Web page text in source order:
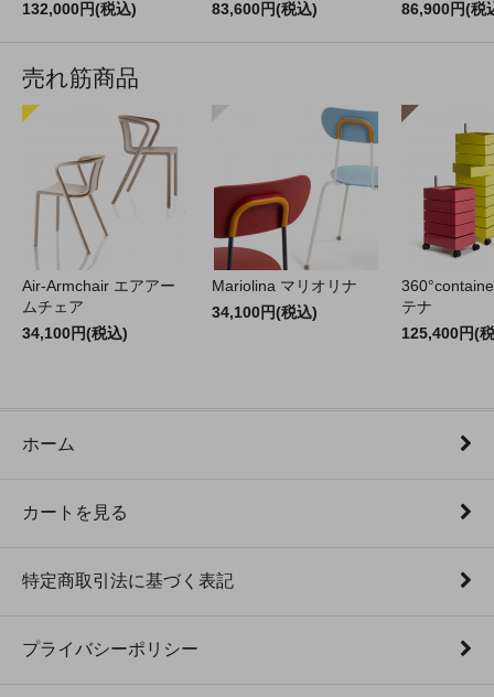
132,000円(税込)
83,600円(税込)
86,900円(税
売れ筋商品
Air-Armchair エアアー
ムチェア
34,100円(税込)
Mariolina マリオリナ
34,100円(税込)
テナ
125,400円(
ホーム
カートを見る
特定商取引法に基づく表記
プライバシーポリシー